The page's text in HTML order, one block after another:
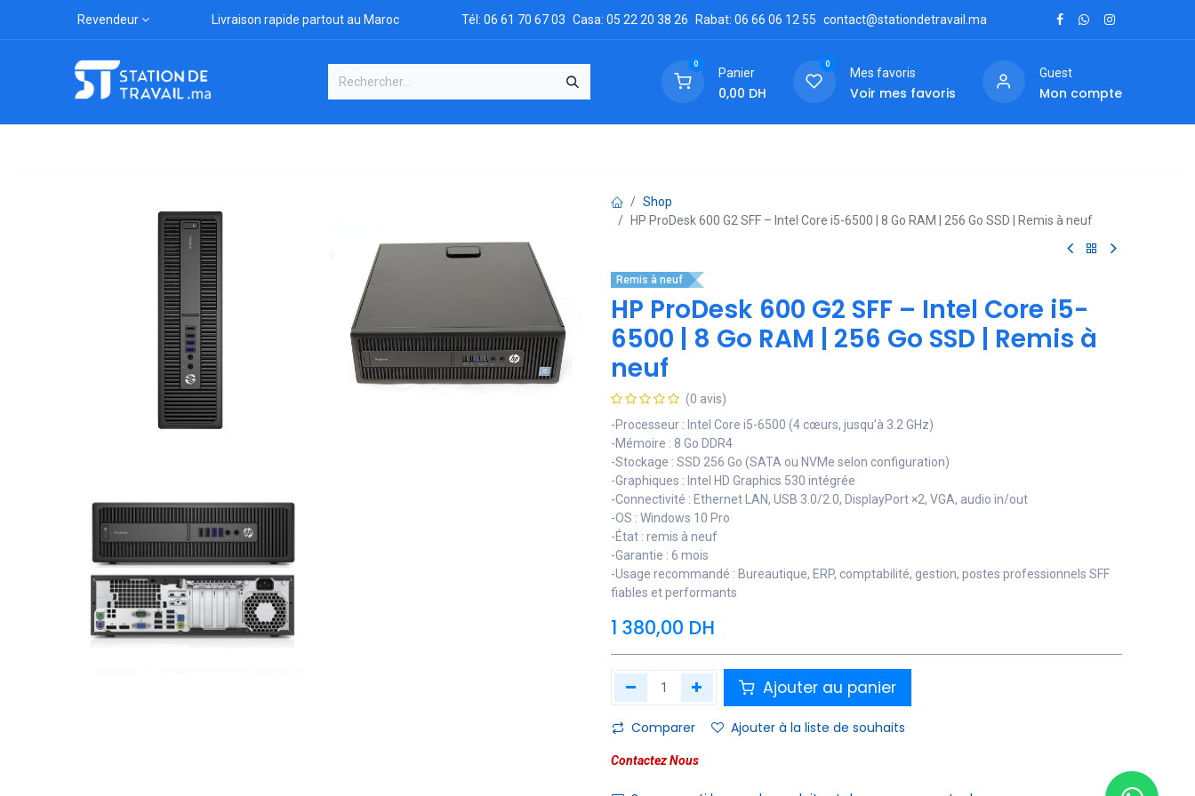
Revendeur Livraison rapide partout au Maroc Tél: 06 61 70 67 03 Casa: 05 22 20 38 26 Rabat: 06 66 06 12 55 contact@stationdetravail.ma
0
Panier
0,00 DH
0
Mes favoris
Voir mes favoris
Guest
Mon compte
Shop
HP ProDesk 600 G2 SFF – Intel Core i5-6500 | 8 Go RAM | 256 Go SSD | Remis à neuf
Remis à neuf
HP ProDesk 600 G2 SFF – Intel Core i5-
6500 | 8 Go RAM | 256 Go SSD | Remis à
neuf
(0 avis)
-Processeur : Intel Core i5-6500 (4 cœurs, jusqu’à 3.2 GHz)
-Mémoire : 8 Go DDR4
-Stockage : SSD 256 Go (SATA ou NVMe selon configuration)
-Graphiques : Intel HD Graphics 530 intégrée
-Connectivité : Ethernet LAN, USB 3.0/2.0, DisplayPort ×2, VGA, audio in/out
-OS : Windows 10 Pro
-État : remis à neuf
-Garantie : 6 mois
-Usage recommandé : Bureautique, ERP, comptabilité, gestion, postes professionnels SFF
fiables et performants
1 380,00 DH
Ajouter au panier
Comparer Ajouter à la liste de souhaits
Contactez Nous